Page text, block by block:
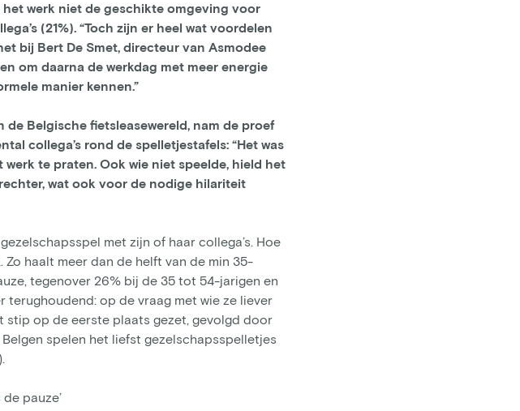
werk niet de geschikte omgeving voor
(21%). “Toch zijn er heel wat voordelen
bij Bert De Smet, directeur van Asmodee
om daarna de werkdag met meer energie
manier kennen.”
de Belgische fietsleasewereld, nam de proef
collega’s rond de spelletjestafels: “Het was
te praten. Ook wie niet speelde, hield het
wat ook voor de nodige hilariteit
met zijn of haar collega’s. Hoe
haalt meer dan de helft van de min 35-
tegenover 26% bij de 35 tot 54-jarigen en
terughoudend: op de vraag met wie ze liever
stip op de eerste plaats gezet, gevolgd door
spelen het liefst gezelschapsspelletjes
pauze’